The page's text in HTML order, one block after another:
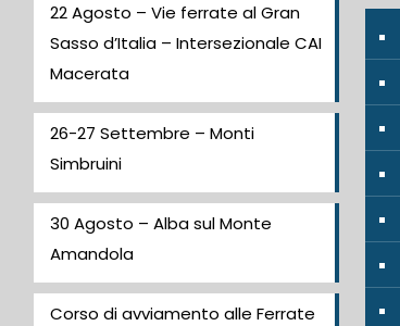
22 Agosto – Vie ferrate al Gran
Sasso d’Italia – Intersezionale CAI
Macerata
26-27 Settembre – Monti
Simbruini
30 Agosto – Alba sul Monte
Amandola
Corso di avviamento alle Ferrate